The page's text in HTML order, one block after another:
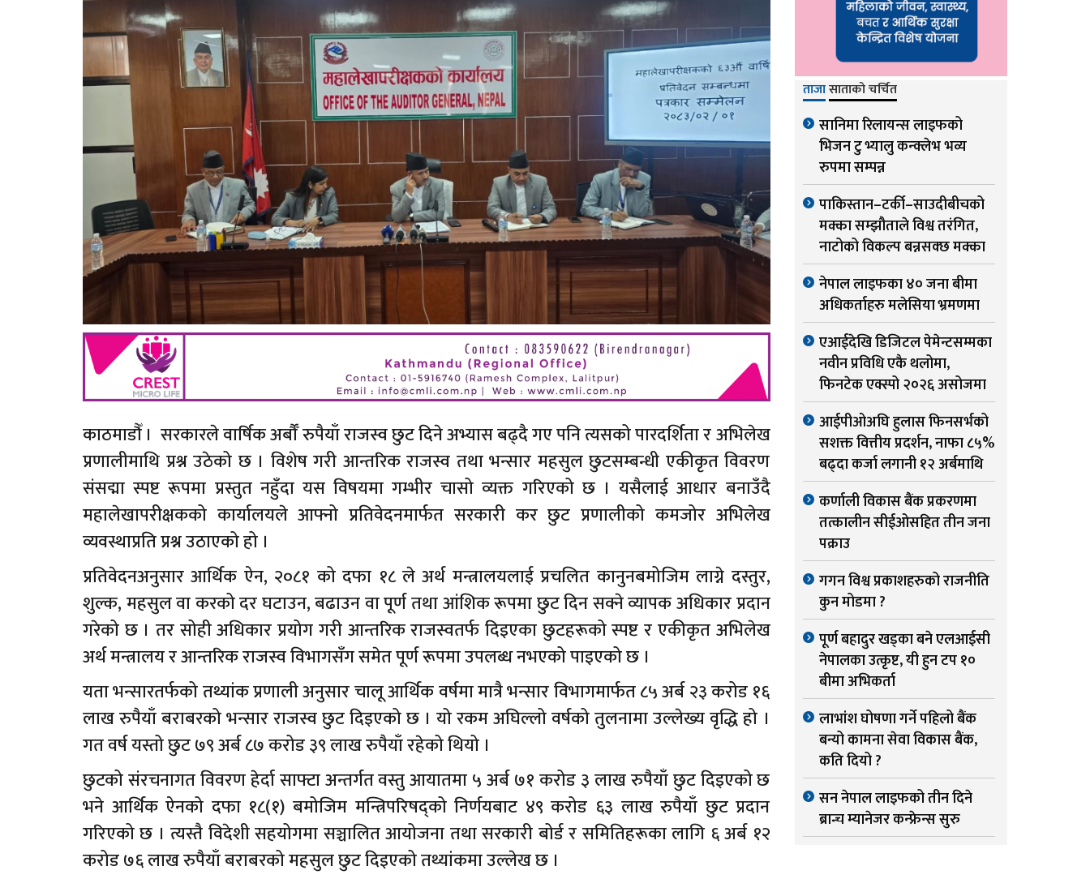
काठमाडौँ । सरकारले वार्षिक अर्बौँ रुपैयाँ राजस्व छुट दिने अभ्यास बढ्दै गए पनि त्यसको पारदर्शिता र अभिलेख
प्रणालीमाथि प्रश्न उठेको छ । विशेष गरी आन्तरिक राजस्व तथा भन्सार महसुल छुटसम्बन्धी एकीकृत विवरण
संसद्मा स्पष्ट रूपमा प्रस्तुत नहुँदा यस विषयमा गम्भीर चासो व्यक्त गरिएको छ । यसैलाई आधार बनाउँदै
महालेखापरीक्षकको कार्यालयले आफ्नो प्रतिवेदनमार्फत सरकारी कर छुट प्रणालीको कमजोर अभिलेख
व्यवस्थाप्रति प्रश्न उठाएको हो ।
प्रतिवेदनअनुसार आर्थिक ऐन, २०८१ को दफा १८ ले अर्थ मन्त्रालयलाई प्रचलित कानुनबमोजिम लाग्ने दस्तुर,
शुल्क, महसुल वा करको दर घटाउन, बढाउन वा पूर्ण तथा आंशिक रूपमा छुट दिन सक्ने व्यापक अधिकार प्रदान
गरेको छ । तर सोही अधिकार प्रयोग गरी आन्तरिक राजस्वतर्फ दिइएका छुटहरूको स्पष्ट र एकीकृत अभिलेख
अर्थ मन्त्रालय र आन्तरिक राजस्व विभागसँग समेत पूर्ण रूपमा उपलब्ध नभएको पाइएको छ ।
यता भन्सारतर्फको तथ्यांक प्रणाली अनुसार चालू आर्थिक वर्षमा मात्रै भन्सार विभागमार्फत ८५ अर्ब २३ करोड १६
लाख रुपैयाँ बराबरको भन्सार राजस्व छुट दिइएको छ । यो रकम अघिल्लो वर्षको तुलनामा उल्लेख्य वृद्धि हो ।
गत वर्ष यस्तो छुट ७९ अर्ब ८७ करोड ३९ लाख रुपैयाँ रहेको थियो ।
छुटको संरचनागत विवरण हेर्दा साफ्टा अन्तर्गत वस्तु आयातमा ५ अर्ब ७१ करोड ३ लाख रुपैयाँ छुट दिइएको छ
भने आर्थिक ऐनको दफा १८(१) बमोजिम मन्त्रिपरिषद्को निर्णयबाट ४९ करोड ६३ लाख रुपैयाँ छुट प्रदान
गरिएको छ । त्यस्तै विदेशी सहयोगमा सञ्चालित आयोजना तथा सरकारी बोर्ड र समितिहरूका लागि ६ अर्ब १२
करोड ७६ लाख रुपैयाँ बराबरको महसुल छुट दिइएको तथ्यांकमा उल्लेख छ ।
ताजासाताको चर्चित
सानिमा रिलायन्स लाइफको
भिजन टु भ्यालु कन्क्लेभ भव्य
रुपमा सम्पन्न
पाकिस्तान–टर्की–साउदीबीचको
मक्का सम्झौताले विश्व तरंगित,
नाटोको विकल्प बन्नसक्छ मक्का
नेपाल लाइफका ४० जना बीमा
अधिकर्ताहरु मलेसिया भ्रमणमा
एआईदेखि डिजिटल पेमेन्टसम्मका
नवीन प्रविधि एकै थलोमा,
फिनटेक एक्स्पो २०२६ असोजमा
आईपीओअघि हुलास फिनसर्भको
सशक्त वित्तीय प्रदर्शन, नाफा ८५%
बढ्दा कर्जा लगानी १२ अर्बमाथि
कर्णाली विकास बैंक प्रकरणमा
तत्कालीन सीईओसहित तीन जना
पक्राउ
गगन विश्व प्रकाशहरुको राजनीति
कुन मोडमा ?
पूर्ण बहादुर खड्का बने एलआईसी
नेपालका उत्कृष्ट, यी हुन टप १०
बीमा अभिकर्ता
लाभांश घोषणा गर्ने पहिलो बैंक
बन्यो कामना सेवा विकास बैंक,
कति दियो ?
सन नेपाल लाइफको तीन दिने
ब्रान्च म्यानेजर कन्फ्रेन्स सुरु